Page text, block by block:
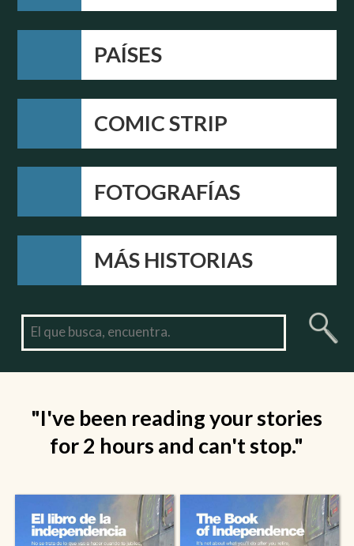
PAÍSES
COMIC STRIP
FOTOGRAFÍAS
MÁS HISTORIAS
"I've been reading your stories
for 2 hours and can't stop."